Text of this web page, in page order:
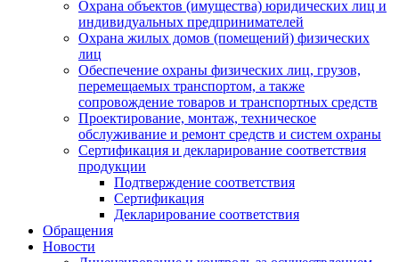
Охрана объектов (имущества) юридических лиц и
индивидуальных предпринимателей
Охрана жилых домов (помещений) физических
лиц
Обеспечение охраны физических лиц, грузов,
перемещаемых транспортом, а также
сопровождение товаров и транспортных средств
Проектирование, монтаж, техническое
обслуживание и ремонт средств и систем охраны
Сертификация и декларирование соответствия
продукции
Подтверждение соответствия
Сертификация
Декларирование соответствия
Обращения
Новости